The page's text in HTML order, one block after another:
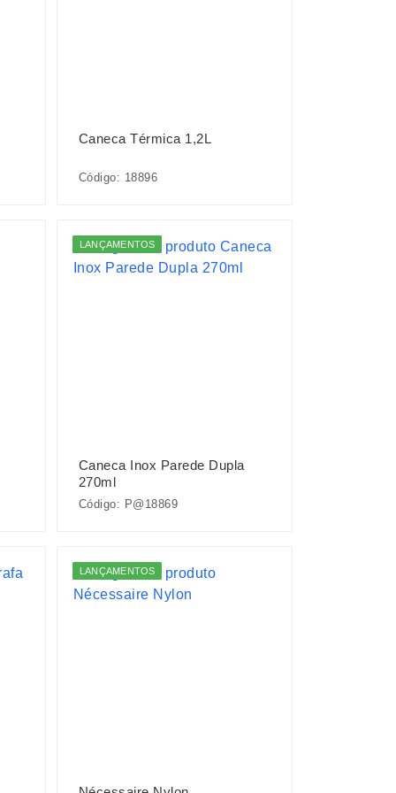
Caneca Térmica 1,2L
Código: 18896
LANÇAMENTOS
Caneca Inox Parede Dupla
270ml
Código: P@18869
LANÇAMENTOS